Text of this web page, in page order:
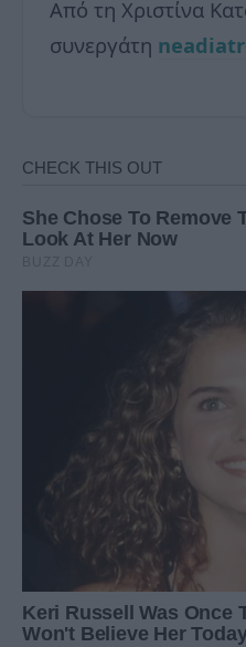
Από τη Χριστίνα
συνεργάτη